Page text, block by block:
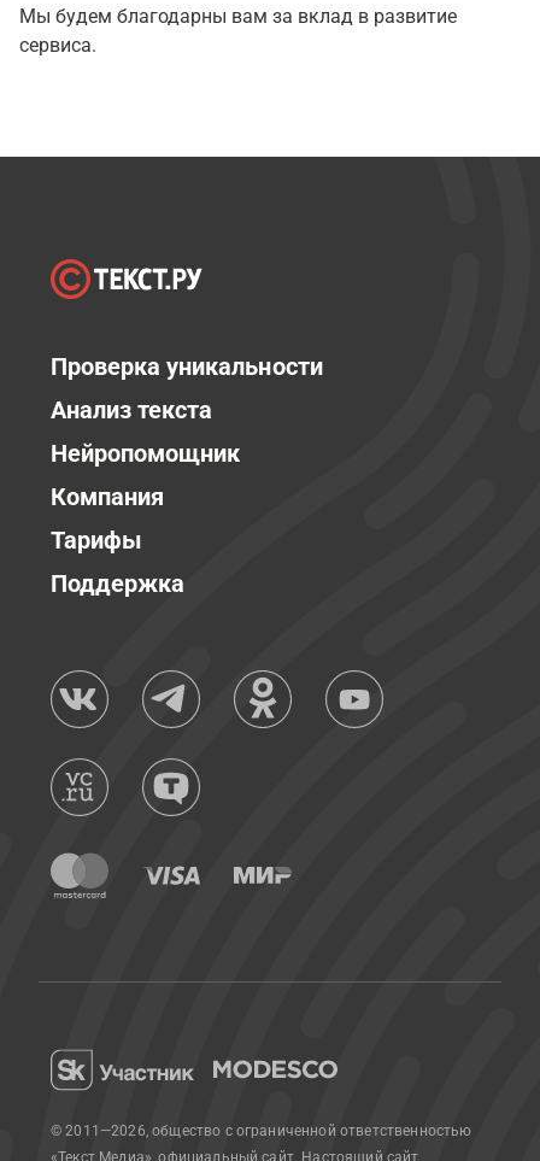
Мы будем благодарны вам за вклад в развитие
сервиса.
Проверка уникальности
Анализ текста
Нейропомощник
Компания
Тарифы
Поддержка
© 2011—2026, общество с ограниченной ответственностью
«Текст Медиа», официальный сайт. Настоящий сайт